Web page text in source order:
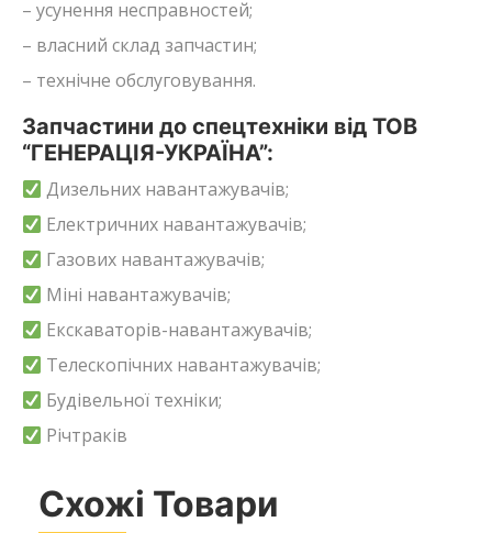
– усунення несправностей;
– власний склад запчастин;
– технічне обслуговування.
Запчастини до спецтехніки від ТОВ
“ГЕНЕРАЦІЯ-УКРАЇНА”:
Дизельних навантажувачів;
Електричних навантажувачів;
Газових навантажувачів;
Міні навантажувачів;
Екскаваторів-навантажувачів;
Телескопічних навантажувачів;
Будівельної техніки;
Річтраків
Схожі Товари